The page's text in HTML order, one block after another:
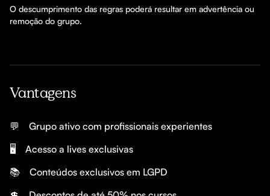
O descumprimento das regras poderá resultar em advertência ou
remoção do grupo.
Vantagens
💬
Grupo ativo com profissionais experientes
🖥️
Acesso a lives exclusivas
📚
Conteúdos exclusivos em LGPD